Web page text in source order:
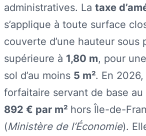
administratives. La taxe
s’applique à toute surface
couverte d’une hauteur sous
supérieure à 1,80 m, pour
sol d’au moins 5 m². En
forfaitaire servant de base
892 € par m² hors Île-de-
(Ministère de l’Économie).